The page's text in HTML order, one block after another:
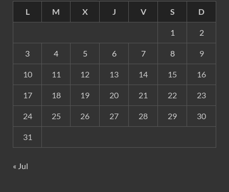
L
M X J V S D
1 2
3 4 5 6 7 8 9
10 11 12 13 14 15 16
17 18 19 20 21 22 23
24 25 26 27 28 29 30
31
« Jul